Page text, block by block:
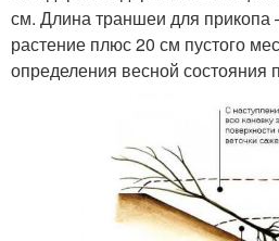
см. Длина траншеи для прикопа
растение плюс 20 см пустого
определения весной состояния